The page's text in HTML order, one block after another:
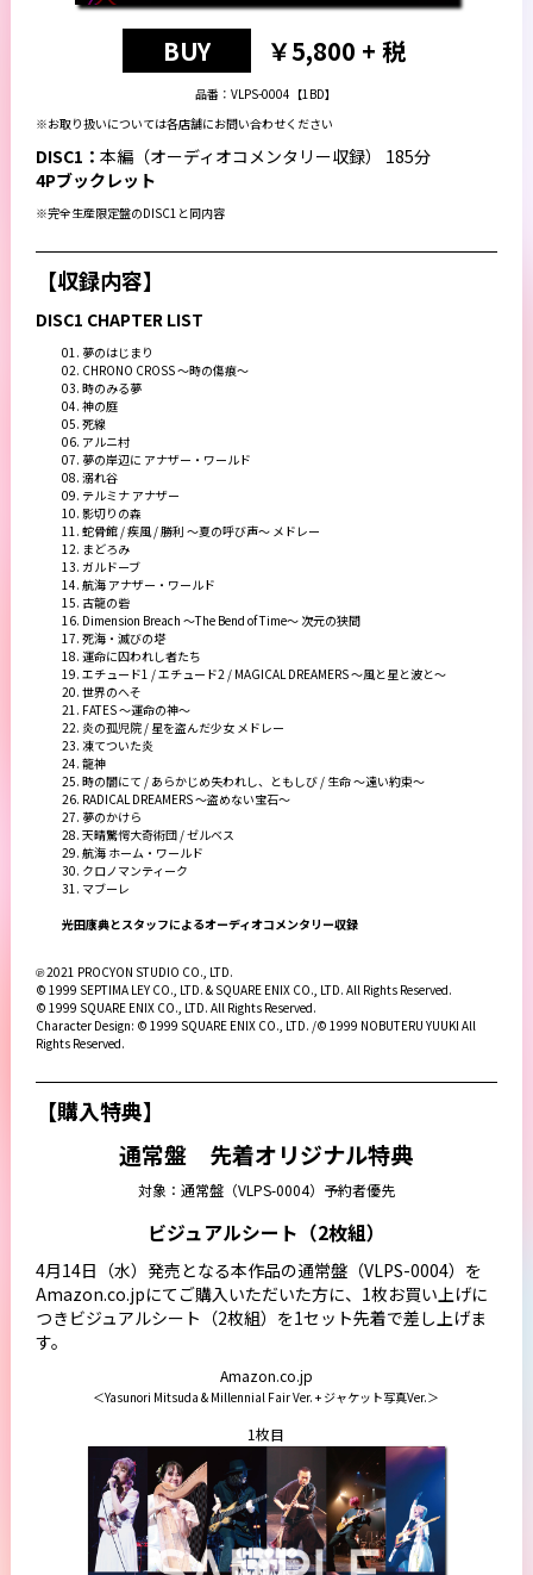
BUY ￥5,800 + 税
品番：VLPS-0004【1BD】
※お取り扱いについては各店舗にお問い合わせください
DISC1：本編（オーディオコメンタリー収録） 185分
4Pブックレット
※完全生産限定盤のDISC1と同内容
【収録内容】
DISC1 CHAPTER LIST
01. 夢のはじまり
02. CHRONO CROSS ～時の傷痕～
03. 時のみる夢
04. 神の庭
05. 死線
06. アルニ村
07. 夢の岸辺に アナザー・ワールド
08. 溺れ谷
09. テルミナ アナザー
10. 影切りの森
11. 蛇骨館 / 疾風 / 勝利 ～夏の呼び声～ メドレー
12. まどろみ
13. ガルドーブ
14. 航海 アナザー・ワールド
15. 古龍の砦
16. Dimension Breach ～The Bend of Time～ 次元の狭間
17. 死海・滅びの塔
18. 運命に囚われし者たち
19. エチュード1 / エチュード2 / MAGICAL DREAMERS ～風と星と波と～
20. 世界のへそ
21. FATES ～運命の神～
22. 炎の孤児院 / 星を盗んだ少女 メドレー
23. 凍てついた炎
24. 龍神
25. 時の闇にて / あらかじめ失われし、ともしび / 生命 ～遠い約束～
26. RADICAL DREAMERS ～盗めない宝石～
27. 夢のかけら
28. 天晴驚愕大奇術団 / ゼルベス
29. 航海 ホーム・ワールド
30. クロノマンティーク
31. マブーレ
光田康典とスタッフによるオーディオコメンタリー収録
℗ 2021 PROCYON STUDIO CO., LTD.
© 1999 SEPTIMA LEY CO., LTD. & SQUARE ENIX CO., LTD. All Rights Reserved.
© 1999 SQUARE ENIX CO., LTD. All Rights Reserved.
Character Design: © 1999 SQUARE ENIX CO., LTD. /© 1999 NOBUTERU YUUKI All
Rights Reserved.
【購入特典】
通常盤 先着オリジナル特典
対象：通常盤（VLPS-0004）予約者優先
ビジュアルシート（2枚組）
4月14日（水）発売となる本作品の通常盤（VLPS-0004）を
Amazon.co.jpにてご購入いただいた方に、1枚お買い上げに
つきビジュアルシート（2枚組）を1セット先着で差し上げま
す。
Amazon.co.jp
＜Yasunori Mitsuda & Millennial Fair Ver. + ジャケット写真Ver.＞
1枚目